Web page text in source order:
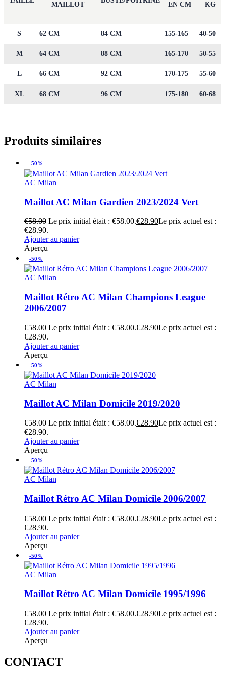
MAILLOT
EN CM
KG
S 62 CM 84 CM 155-165 40-50
M 64 CM 88 CM 165-170 50-55
L 66 CM 92 CM 170-175 55-60
XL 68 CM 96 CM 175-180 60-68
Produits similaires
-50%
AC Milan
Maillot AC Milan Gardien 2023/2024 Vert
€58.00 Le prix initial était : €58.00.€28.90Le prix actuel est :
€28.90.
Ajouter au panier
Aperçu
-50%
AC Milan
Maillot Rétro AC Milan Champions League
2006/2007
€58.00 Le prix initial était : €58.00.€28.90Le prix actuel est :
€28.90.
Ajouter au panier
Aperçu
-50%
AC Milan
Maillot AC Milan Domicile 2019/2020
€58.00 Le prix initial était : €58.00.€28.90Le prix actuel est :
€28.90.
Ajouter au panier
Aperçu
-50%
AC Milan
Maillot Rétro AC Milan Domicile 2006/2007
€58.00 Le prix initial était : €58.00.€28.90Le prix actuel est :
€28.90.
Ajouter au panier
Aperçu
-50%
AC Milan
Maillot Rétro AC Milan Domicile 1995/1996
€58.00 Le prix initial était : €58.00.€28.90Le prix actuel est :
€28.90.
Ajouter au panier
Aperçu
CONTACT